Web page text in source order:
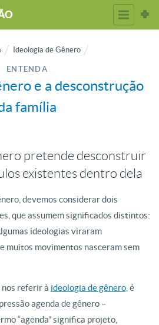
Ideologia de Gênero
ENTENDA
e a desconstrução
família
pretende desconstruir
existentes dentro dela
devemos considerar dois
que assumem significados distintos:
ideologias viraram
muitos movimentos nasceram sem
nos referir à ideologia de gênero, é
agenda de gênero –
“agenda” significa projeto,